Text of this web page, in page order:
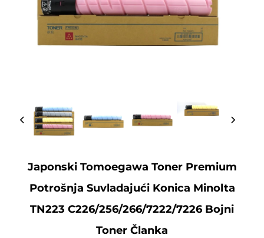
Japonski Tomoegawa Toner Premium
Potrošnja Suvladajući Konica Minolta
TN223 C226/256/266/7222/7226 Bojni
Toner Članka